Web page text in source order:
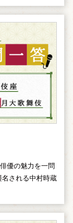
優の魅力を一問
される中村時蔵